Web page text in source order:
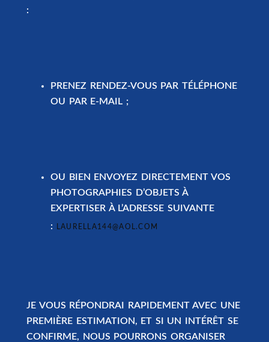
:
PRENEZ RENDEZ-VOUS PAR TÉLÉPHONE
OU PAR E-MAIL ;
OU BIEN
ENVOYEZ DIRECTEMENT VOS
PHOTOGRAPHIES D’OBJETS À
EXPERTISER À L’ADRESSE SUIVANTE
:
LAURELLA144@AOL.COM
JE VOUS RÉPONDRAI RAPIDEMENT AVEC UNE
PREMIÈRE ESTIMATION, ET SI UN INTÉRÊT SE
CONFIRME, NOUS POURRONS ORGANISER